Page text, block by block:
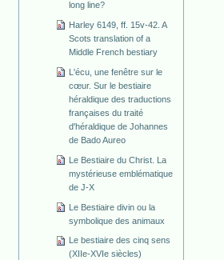
long line?
Harley 6149, ff. 15v-42. A
Scots translation of a
Middle French bestiary
L'écu, une fenêtre sur le
cœur. Sur le bestiaire
héraldique des traductions
françaises du traité
d'héraldique de Johannes
de Bado Aureo
Le Bestiaire du Christ. La
mystérieuse emblématique
de J-X
Le Bestiaire divin ou la
symbolique des animaux
Le bestiaire des cinq sens
(XIIe-XVIe siècles)